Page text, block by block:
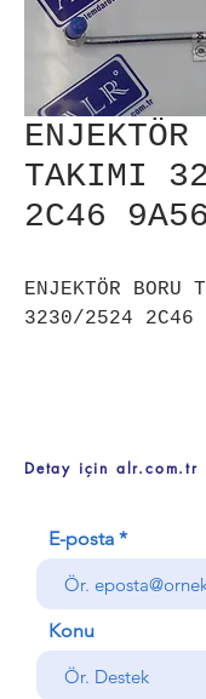
ENJEKTÖR
TAKIMI
2C46
ENJEKTÖR BORU
3230/2524 2C46
E-posta
Konu